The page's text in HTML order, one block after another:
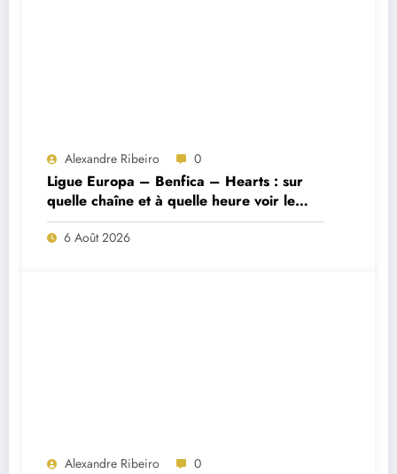
Alexandre Ribeiro 0
Ligue Europa – Benfica – Hearts : sur
quelle chaîne et à quelle heure voir le
match ?
6 Août 2026
Alexandre Ribeiro 0